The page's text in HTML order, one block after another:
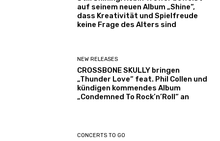
auf seinem neuen Album „Shine“,
dass Kreativität und Spielfreude
keine Frage des Alters sind
NEW RELEASES
CROSSBONE SKULLY bringen
„Thunder Love“ feat. Phil Collen und
kündigen kommendes Album
„Condemned To Rock’n’Roll“ an
CONCERTS TO GO